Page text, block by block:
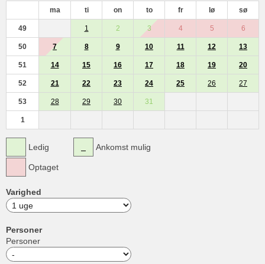
ma ti on to fr lø sø
49 1 2 3 4 5 6
50 7 8 9 10 11 12 13
51 14 15 16 17 18 19 20
52 21 22 23 24 25 26 27
53 28 29 30 31
1
Ledig
Optaget
Ankomst mulig
Varighed
Personer
Personer